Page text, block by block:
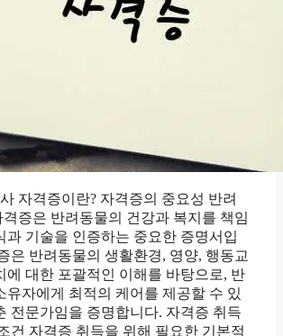
자격증이란? 자격증의 중요성 반려
증은 반려동물의 건강과 복지를 책임
과 기술을 인증하는 중요한 증명서입
은 반려동물의 생활환경, 영양, 행동교
에 대한 포괄적인 이해를 바탕으로, 반
유자에게 최적의 케어를 제공할 수 있
전문가임을 증명합니다. 자격증 취득
건 자격증 취득을 위해 필요한 기본적